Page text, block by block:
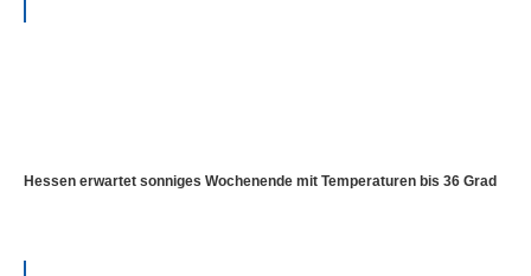
Hessen erwartet sonniges Wochenende mit Temperaturen bis 36 Grad